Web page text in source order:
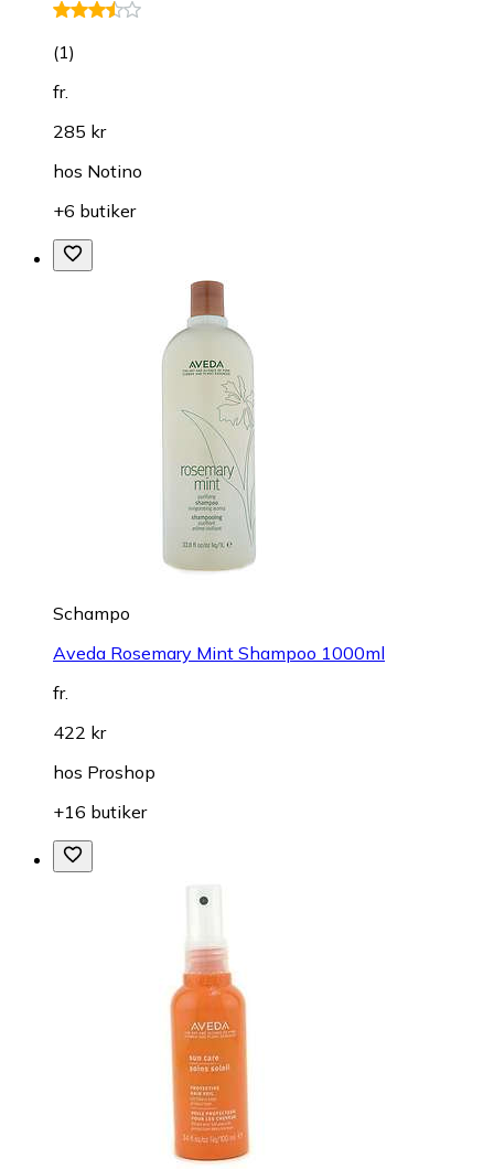
(1)
fr.
285 kr
hos Notino
+6 butiker
Schampo
Aveda Rosemary Mint Shampoo 1000ml
fr.
422 kr
hos Proshop
+16 butiker